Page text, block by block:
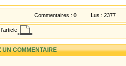
Commentaires : 0 Lus : 2377
UN COMMENTAIRE